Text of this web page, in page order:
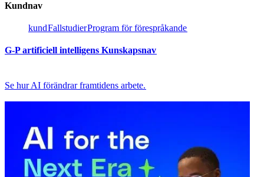
Kundnav​​
kund​​Fallstudier​​Program för förespråkande​​
G-P artificiell intelligens Kunskapsnav​​
Se hur AI förändrar framtidens arbete.​​